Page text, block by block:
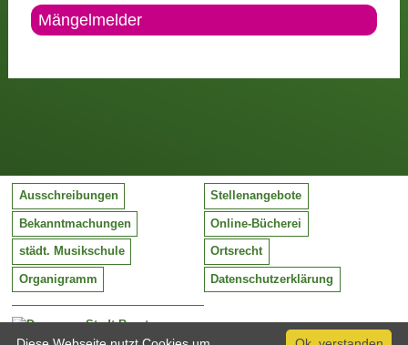
Mängelmelder
Stadt Barntrup
Mittelstraße 38
Ausschreibungen Stellenangebote
Bekanntmachungen Online-Bücherei
städt. Musikschule Ortsrecht
Organigramm Datenschutzerklärung